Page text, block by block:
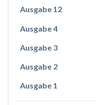
Ausgabe 12
Ausgabe 4
Ausgabe 3
Ausgabe 2
Ausgabe 1